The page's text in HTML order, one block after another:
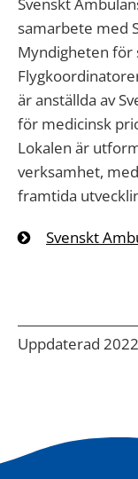
samarbete med
Myndigheten för
är anställda av
för medicinsk
Lokalen är
verksamhet,
framtida
Svenskt
Uppdaterad